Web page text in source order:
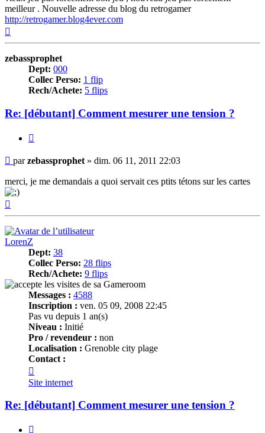
meilleur . Nouvelle adresse du blog du retrogamer
http://retrogamer.blog4ever.com
zebassprophet
Dept: 000
Collec Perso: 1 flip
Rech/Achete: 5 flips
Re: [débutant] Comment mesurer une tension ?
Message
parzebassprophet » dim. 06 11, 2011 22:03
merci, je me demandais a quoi servait ces ptits tétons sur les cartes
LorenZ
Dept: 38
Collec Perso: 28 flips
Rech/Achete: 9 flips
Messages : 4588
Inscription : ven. 05 09, 2008 22:45
Pas vu depuis 1 an(s)
Niveau : Initié
Pro / revendeur : non
Localisation : Grenoble city plage
Contact :
LorenZ
Site internet
Re: [débutant] Comment mesurer une tension ?